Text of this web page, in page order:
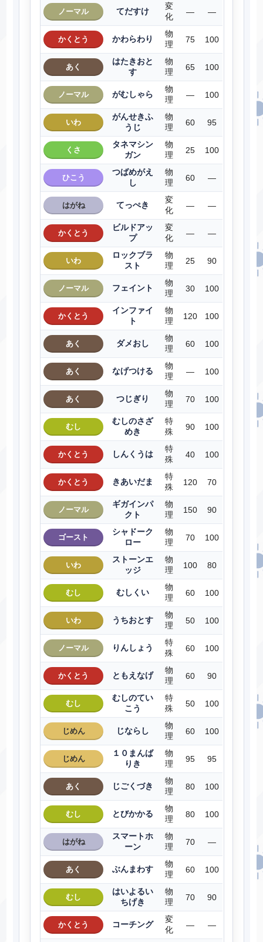
ノーマル てだすけ
変
化
― ―
かくとう かわらわり
物
理
75 100
あく
はたきおと
す
物
理
65 100
ノーマル がむしゃら
物
理
― 100
いわ
がんせきふ
うじ
物
理
60 95
くさ
タネマシン
ガン
物
理
25 100
ひこう
つばめがえ
し
物
理
60 ―
はがね てっぺき
変
化
― ―
かくとう
ビルドアッ
プ
変
化
― ―
いわ
ロックブラ
スト
物
理
25 90
ノーマル フェイント
物
理
30 100
かくとう
インファイ
ト
物
理
120 100
あく ダメおし
物
理
60 100
あく なげつける
物
理
― 100
あく つじぎり
物
理
70 100
むし
むしのさざ
めき
特
殊
90 100
かくとう しんくうは
特
殊
40 100
かくとう きあいだま
特
殊
120 70
ノーマル
ギガインパ
クト
物
理
150 90
ゴースト
シャドーク
ロー
物
理
70 100
いわ
ストーンエ
ッジ
物
理
100 80
むし むしくい
物
理
60 100
いわ うちおとす
物
理
50 100
ノーマル りんしょう
特
殊
60 100
かくとう ともえなげ
物
理
60 90
むし
むしのてい
こう
特
殊
50 100
じめん じならし
物
理
60 100
じめん
１０まんば
りき
物
理
95 95
あく じごくづき
物
理
80 100
むし とびかかる
物
理
80 100
はがね
スマートホ
ーン
物
理
70 ―
あく ぶんまわす
物
理
60 100
むし
はいよるい
ちげき
物
理
70 90
かくとう コーチング
変
化
― ―